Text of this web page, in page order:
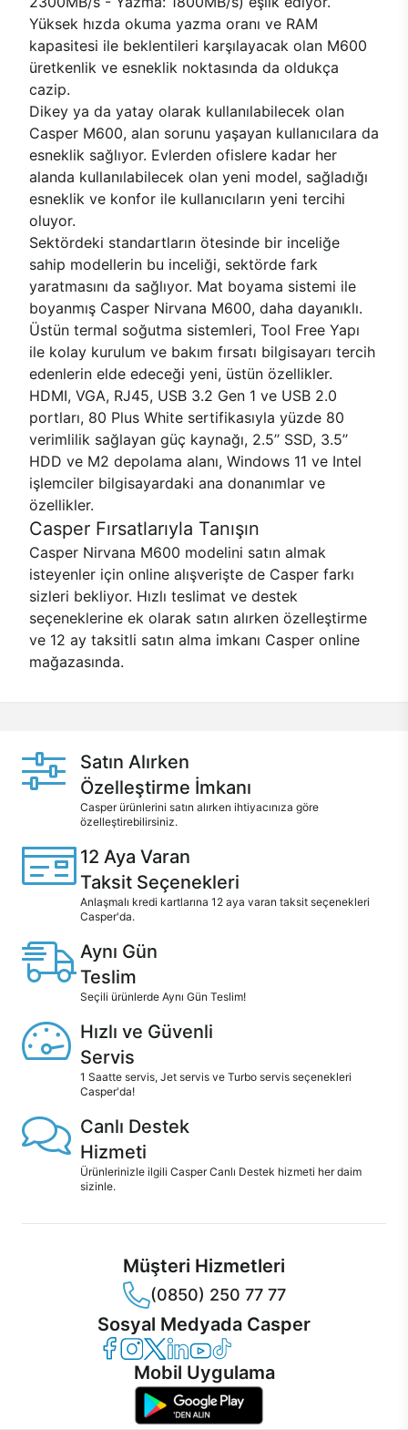
Yüksek hızda okuma yazma oranı ve RAM
kapasitesi ile beklentileri karşılayacak olan M600
üretkenlik ve esneklik noktasında da oldukça
cazip.
Dikey ya da yatay olarak kullanılabilecek olan
Casper M600, alan sorunu yaşayan kullanıcılara da
esneklik sağlıyor. Evlerden ofislere kadar her
alanda kullanılabilecek olan yeni model, sağladığı
esneklik ve konfor ile kullanıcıların yeni tercihi
oluyor.
Sektördeki standartların ötesinde bir inceliğe
sahip modellerin bu inceliği, sektörde fark
yaratmasını da sağlıyor. Mat boyama sistemi ile
boyanmış Casper Nirvana M600, daha dayanıklı.
Üstün termal soğutma sistemleri, Tool Free Yapı
ile kolay kurulum ve bakım fırsatı bilgisayarı tercih
edenlerin elde edeceği yeni, üstün özellikler.
HDMI, VGA, RJ45, USB 3.2 Gen 1 ve USB 2.0
portları, 80 Plus White sertifikasıyla yüzde 80
verimlilik sağlayan güç kaynağı, 2.5’’ SSD, 3.5’’
HDD ve M2 depolama alanı, Windows 11 ve Intel
işlemciler bilgisayardaki ana donanımlar ve
özellikler.
Casper Fırsatlarıyla Tanışın
Casper Nirvana M600 modelini satın almak
isteyenler için online alışverişte de Casper farkı
sizleri bekliyor. Hızlı teslimat ve destek
seçeneklerine ek olarak satın alırken özelleştirme
ve 12 ay taksitli satın alma imkanı Casper online
mağazasında.
Satın Alırken
Özelleştirme İmkanı
Casper ürünlerini satın alırken ihtiyacınıza göre
özelleştirebilirsiniz.
12 Aya Varan
Taksit Seçenekleri
Anlaşmalı kredi kartlarına 12 aya varan taksit seçenekleri
Casper'da.
Aynı Gün
Teslim
Seçili ürünlerde Aynı Gün Teslim!
Hızlı ve Güvenli
Servis
1 Saatte servis, Jet servis ve Turbo servis seçenekleri
Casper'da!
Canlı Destek
Hizmeti
Ürünlerinizle ilgili Casper Canlı Destek hizmeti her daim
sizinle.
Müşteri Hizmetleri
(0850) 250 77 77
Sosyal Medyada Casper
Casper Facebook
Casper Instagram
Casper Twitter
Casper LinkedIn
Casper YouTube
Casper TikTok
Mobil Uygulama